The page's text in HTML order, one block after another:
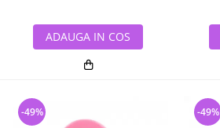
ADAUGA IN COS
-49% -49%